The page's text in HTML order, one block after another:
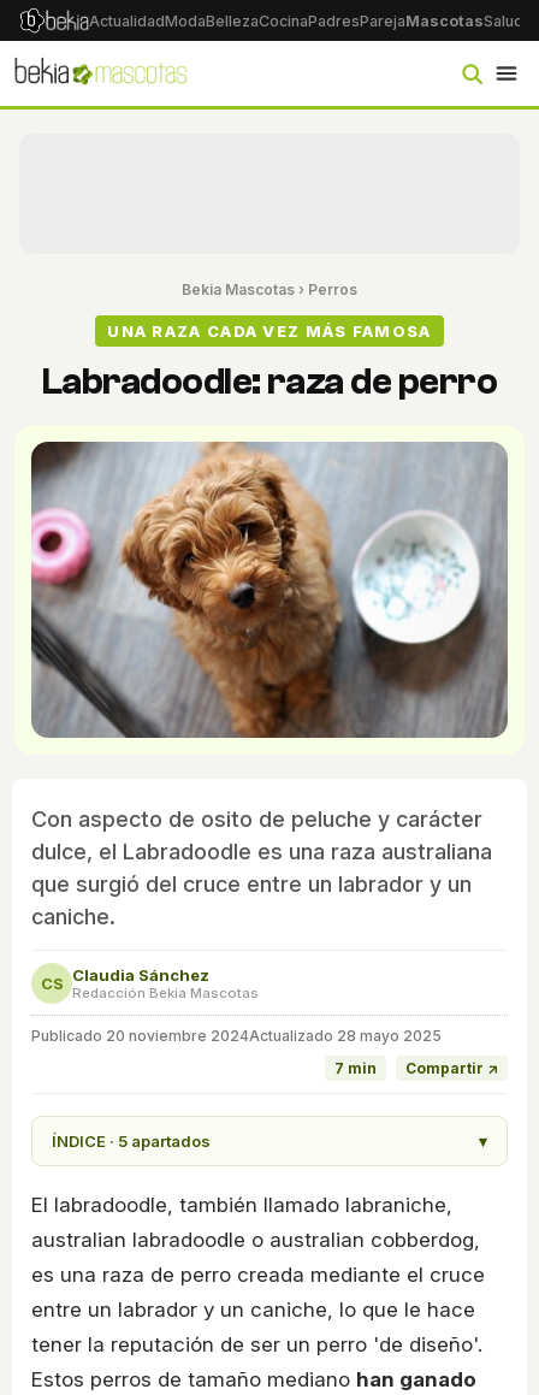
ActualidadModaBellezaCocinaPadresParejaMascotasSalud
Bekia Mascotas › Perros
UNA RAZA CADA VEZ MÁS FAMOSA
Labradoodle: raza de perro
Con aspecto de osito de peluche y carácter
dulce, el Labradoodle es una raza australiana
que surgió del cruce entre un labrador y un
caniche.
CS Claudia Sánchez
Redacción Bekia Mascotas
Publicado 20 noviembre 2024Actualizado 28 mayo 2025
7 min
Compartir ↗
ÍNDICE · 5 apartados ▾
El labradoodle, también llamado labraniche,
australian labradoodle o australian cobberdog,
es una raza de perro creada mediante el cruce
entre un labrador y un caniche, lo que le hace
tener la reputación de ser un perro 'de diseño'.
Estos perros de tamaño mediano han ganado